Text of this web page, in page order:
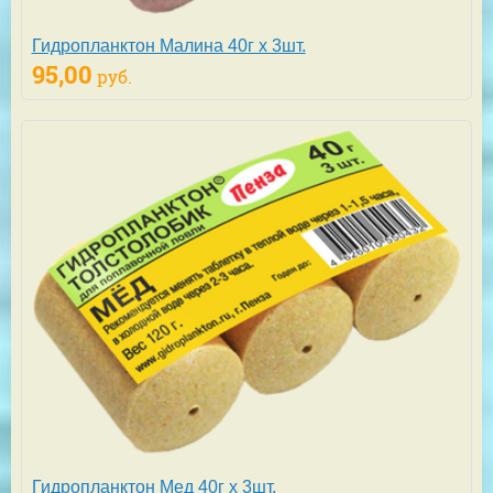
Гидропланктон Малина 40г х 3шт.
95,00 руб.
Гидропланктон Мед 40г х 3шт.